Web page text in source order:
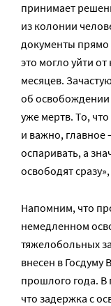
принимает
из колонии
документы прямо
это могло уйти
месяцев.
об
уже мертв. То,
и важно, главное
оспаривать, а
освободят сразу»,
Напомним, что
немедленном
тяжелобольных
внесен в
прошлого года. В
что задержка с